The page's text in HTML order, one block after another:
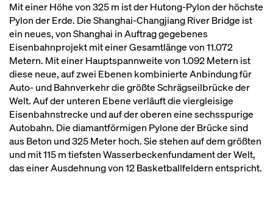
Mit einer Höhe von 325 m ist der Hutong-Pylon der höchste
Pylon der Erde. Die Shanghai-Changjiang River Bridge ist
ein neues, von Shanghai in Auftrag gegebenes
Eisenbahnprojekt mit einer Gesamtlänge von 11.072
Metern. Mit einer Hauptspannweite von 1.092 Metern ist
diese neue, auf zwei Ebenen kombinierte Anbindung für
Auto- und Bahnverkehr die größte Schrägseilbrücke der
Welt. Auf der unteren Ebene verläuft die viergleisige
Eisenbahnstrecke und auf der oberen eine sechsspurige
Autobahn. Die diamantförmigen Pylone der Brücke sind
aus Beton und 325 Meter hoch. Sie stehen auf dem größten
und mit 115 m tiefsten Wasserbeckenfundament der Welt,
das einer Ausdehnung von 12 Basketballfeldern entspricht.